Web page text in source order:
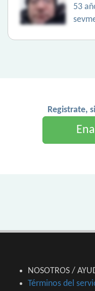
53
Registrate,
NOSOTROS /
Términos del